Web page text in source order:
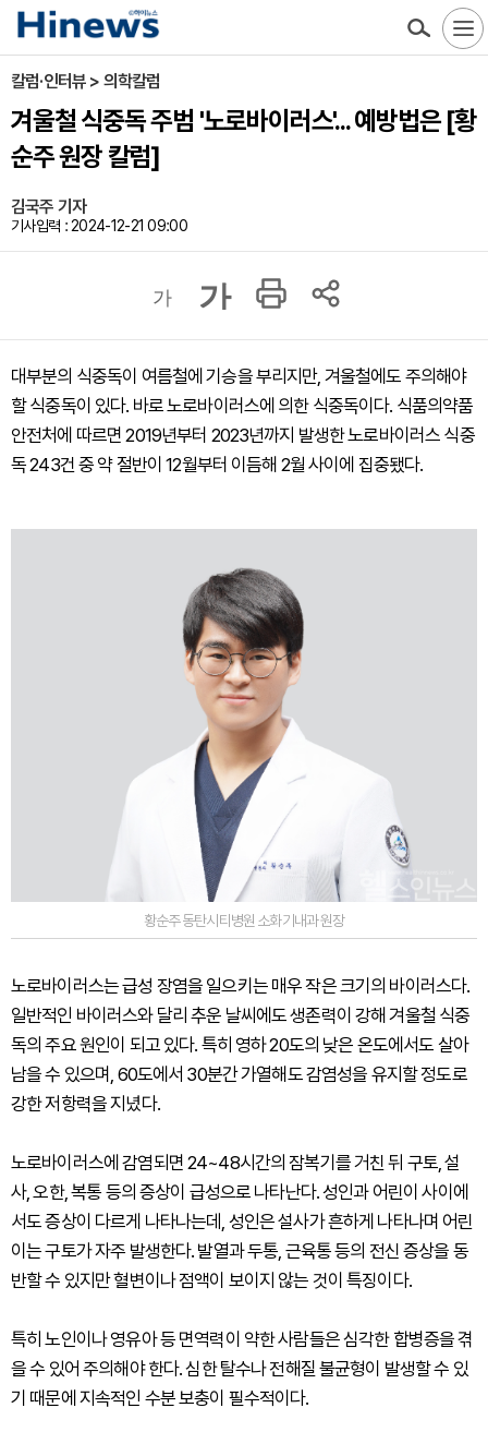
칼럼·인터뷰 > 의학칼럼
겨울철 식중독 주범 '노로바이러스'... 예방법은 [황
순주 원장 칼럼]
김국주 기자
기사입력 : 2024-12-21 09:00
가 가
대부분의 식중독이 여름철에 기승을 부리지만, 겨울철에도 주의해야
할 식중독이 있다. 바로 노로바이러스에 의한 식중독이다. 식품의약품
안전처에 따르면 2019년부터 2023년까지 발생한 노로바이러스 식중
독 243건 중 약 절반이 12월부터 이듬해 2월 사이에 집중됐다.
황순주 동탄시티병원 소화기내과 원장
노로바이러스는 급성 장염을 일으키는 매우 작은 크기의 바이러스다.
일반적인 바이러스와 달리 추운 날씨에도 생존력이 강해 겨울철 식중
독의 주요 원인이 되고 있다. 특히 영하 20도의 낮은 온도에서도 살아
남을 수 있으며, 60도에서 30분간 가열해도 감염성을 유지할 정도로
강한 저항력을 지녔다.
노로바이러스에 감염되면 24~48시간의 잠복기를 거친 뒤 구토, 설
사, 오한, 복통 등의 증상이 급성으로 나타난다. 성인과 어린이 사이에
서도 증상이 다르게 나타나는데, 성인은 설사가 흔하게 나타나며 어린
이는 구토가 자주 발생한다. 발열과 두통, 근육통 등의 전신 증상을 동
반할 수 있지만 혈변이나 점액이 보이지 않는 것이 특징이다.
특히 노인이나 영유아 등 면역력이 약한 사람들은 심각한 합병증을 겪
을 수 있어 주의해야 한다. 심한 탈수나 전해질 불균형이 발생할 수 있
기 때문에 지속적인 수분 보충이 필수적이다.